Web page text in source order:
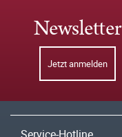
Newsletter
Jetzt anmelden